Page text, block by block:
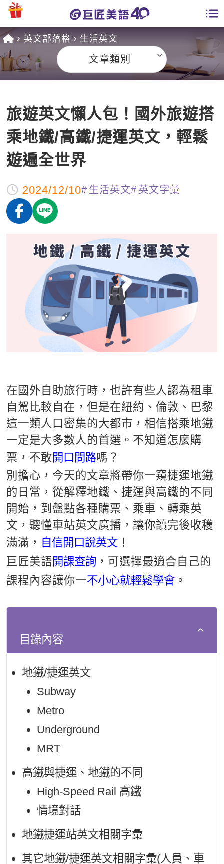
課程總覽
英文課程總表
英文會話
商用英文
英文檢定
TOEIC 多益課程
IELTS 雅思課程
GEPT 全民英檢課程
TOEFL 托福課程
能力養成
自然發音
英文聽力養成
開口溜英文
旅遊英文
基礎字彙
情境閱讀
英文寫作
TED Talks
CNN聽力強化
新聞英文
特色課程
主題課程
英語俱樂部
ECAM
Let's Talk
線上真人
日語
韓語
西班牙語
更多
一對一家教
企業訓練
全國分校
免費資源
多益秒學堂
英文能力測驗
師資團隊
學習分享
學員讚出來
活動花絮
校園贊助
企業服務
學員專區
Recruiting
英文部落格 生活英文
文章類別
旅遊英文懶人包！國外旅遊搭
乘地鐵/高鐵/捷運英文，輕鬆
遊遍全世界
2024/12/10 生活英文 英文字彙
在國外自助旅行時，也許有些人認為租車
自駕比較自在，但是在紐約、倫敦、巴黎
這一類人口密集的大都市，相信搭乘地鐵
一定是大多數人的首選。不知道怎麼購
票，不敢開口問路嗎？
別擔心，今天的文章將帶你一窺捷運地鐵
的日常，從解釋地鐵、捷運與高鐵的不同
開始，到盤點各種購票、乘車、轉乘英
文，聽懂車站英文廣播，讓你讀完後收穫
滿滿， 自信開口說英文 ！
巨匠美語開課查詢 ，可選擇最適合自己的
課程內容讓你一不小心就輕鬆學會 。
目錄內容
地鐵/捷運英文
Subway
Metro
Underground
MRT
高鐵與捷運、地鐵的不同
High-Speed Rail 高鐵
情境對話
地鐵捷運站英文相關字彙
其它地鐵/捷運英文相關字彙(人員、車